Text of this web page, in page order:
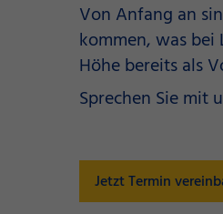
Von Anfang an
kommen, was
Höhe bereits als
Sprechen Sie mit
Jetzt Termin